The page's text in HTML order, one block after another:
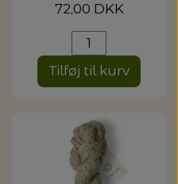
72,00 DKK
Tilføj til kurv